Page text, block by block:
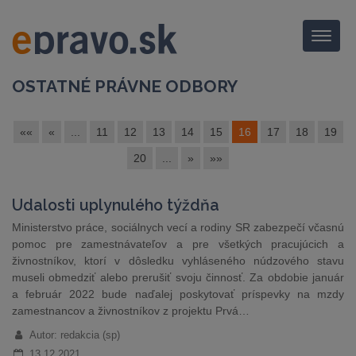
Menu
OSTATNÉ PRÁVNE ODBORY
«« « 11 12 13 14 15 16 17 18 19
20 » »»
Udalosti uplynulého týždňa
Ministerstvo práce, sociálnych vecí a rodiny SR zabezpečí včasnú
pomoc pre zamestnávateľov a pre všetkých pracujúcich a
živnostníkov, ktorí v dôsledku vyhláseného núdzového stavu
museli obmedziť alebo prerušiť svoju činnosť. Za obdobie január
a február 2022 bude naďalej poskytovať príspevky na mzdy
zamestnancov a živnostníkov z projektu Prvá…
Autor: redakcia (sp)